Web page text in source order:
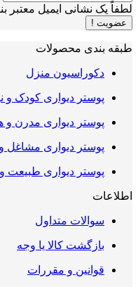
لطفاً یک نشانی ایمیل معتبر
عضویت !
طبقه بندی محصولات
دکوراسیون منزل
پوستر دیواری کودک و
پوستر دیواری مدرن و
پوستر دیواری مشاغل
پوستر دیواری طبیعت
اطلاعات
سوالات متداول
بازگشت کالا یا وجه
قوانین و مقررات